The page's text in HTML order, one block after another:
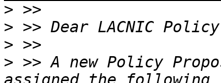
>
>
>
> >> A new Policy